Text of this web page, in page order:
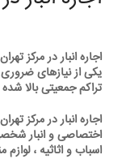
اجاره انبار در
یکی از نیازهای
تراکم جمعیتی بالا
اجاره انبار در مرکز
اختصاصی و انبار
اسباب و اثاثیه ، لوازم